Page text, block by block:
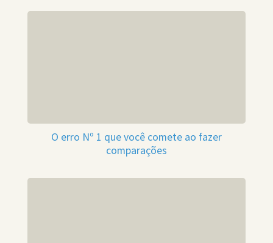
O erro Nº 1 que você comete ao fazer
comparações